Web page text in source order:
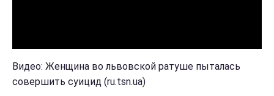
Видео: Женщина во львовской ратуше пыталась
совершить суицид (ru.tsn.ua)